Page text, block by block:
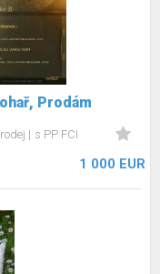
Prodám
s PP FCI
1 000 EUR